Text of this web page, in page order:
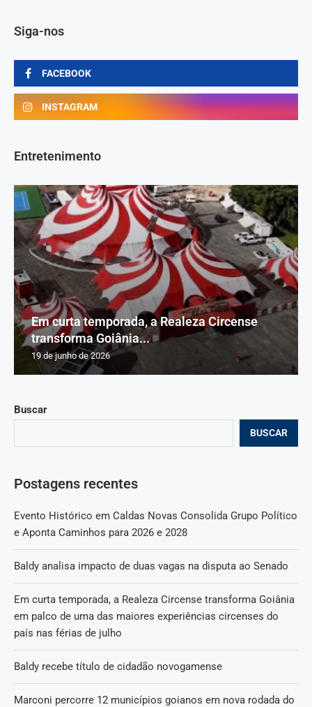
Buscar
BUSCAR
Postagens recentes
Evento Histórico em Caldas Novas Consolida Grupo Político
e Aponta Caminhos para 2026 e 2028
Baldy analisa impacto de duas vagas na disputa ao Senado
Em curta temporada, a Realeza Circense transforma Goiânia
em palco de uma das maiores experiências circenses do
país nas férias de julho
Baldy recebe título de cidadão novogamense
Marconi percorre 12 municípios goianos em nova rodada do
Siga-nos
FACEBOOK
INSTAGRAM
Entretenimento
Em curta temporada, a Realeza Circense
transforma Goiânia...
19 de junho de 2026